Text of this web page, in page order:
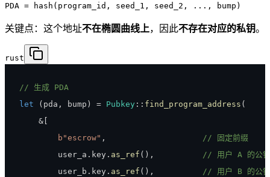
PDA = hash(program_id, seed_1, seed_2, ..., bump)
关键点：这个地址不在椭圆曲线上，因此不存在对应的私钥。
rust
// 生成 PDA
let
( pda , bump ) = Pubkey :: find_program_address (
&
b"escrow" ,
// 固定前缀
        user_a
. key . as_ref ( ) ,
// 用户 A 的公钥
        user_b
. key . as_ref ( ) ,
// 用户 B 的公钥